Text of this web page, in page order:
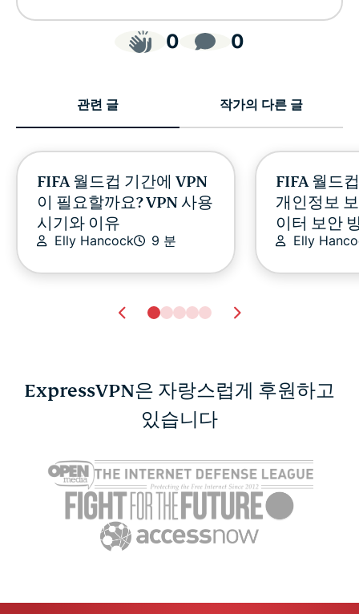
0 0
관련 글 작가의 다른 글
FIFA 월드컵 기간에 VPN
이 필요할까요? VPN 사용
시기와 이유
Elly Hancock 9 분
FIFA 월드
개인정보
이터 보안
Elly
서브넷이란? 서브네팅,
한 완벽 가이드
Tim Mocan 11 분
ExpressVPN은 자랑스럽게 후원하고
있습니다